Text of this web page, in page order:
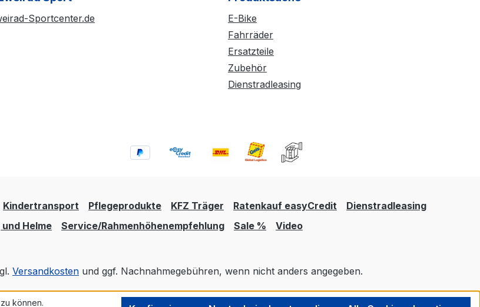
Sportcenter.de
E-Bike
Fahrräder
Ersatzteile
Zubehör
Dienstradleasing
Kindertransport Pflegeprodukte KFZ Träger Ratenkauf easyCredit
Dienstradleasing
Helme Service/Rahmenhöhenempfehlung Sale % Video
Versandkosten und ggf. Nachnahmegebühren, wenn nicht anders angegeben.
Realisiert mit Shopware
können.